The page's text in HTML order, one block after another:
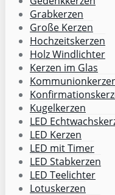
Grabkerzen
Große Kerzen
Hochzeitskerzen
Holz Windlichter
Kerzen im Glas
Kugelkerzen
LED
LED Kerzen
LED mit Timer
LED Stabkerzen
LED Teelichter
Lotuskerzen